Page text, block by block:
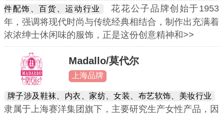
件配饰、百货、运动行业
花花公子品牌创始于1953
年，强调将现代时尚与传统经典相结合，制作出充满着
浓浓绅士休闲味的服饰，正是这份创意精神和>>
Madallo/莫代尔
上海品牌
牌子涉及鞋袜、内衣、家纺、女装、布艺软饰、美妆行业
隶属于上海赛洋集团旗下，主要研究生产女性产品，因